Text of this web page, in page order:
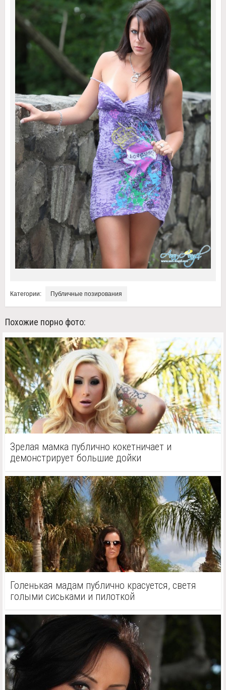
Категории: Публичные позирования
Похожие порно фото:
Зрелая мамка публично кокетничает и
демонстрирует большие дойки
Голенькая мадам публично красуется, светя
голыми сиськами и пилоткой